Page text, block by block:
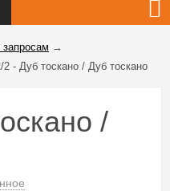
запросам →
2 - Дуб тоскано / Дуб тоскано
/